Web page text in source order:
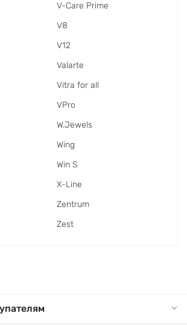
V-Care Prime
V8
V12
Valarte
Vitra for all
VPro
W.Jewels
Wing
Win S
X-Line
Zentrum
Zest